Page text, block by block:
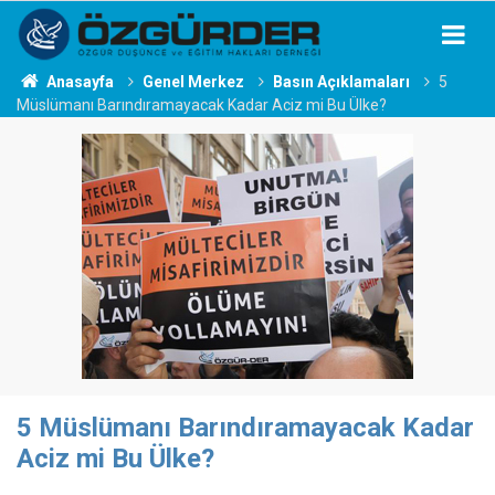
Anasayfa Genel Merkez Basın Açıklamaları
5
Müslümanı Barındıramayacak Kadar Aciz mi Bu Ülke?
5 Müslümanı Barındıramayacak Kadar
Aciz mi Bu Ülke?